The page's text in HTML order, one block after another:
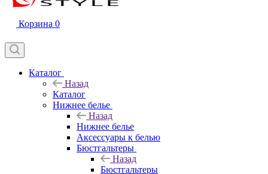
Корзина 0
Каталог
Назад
Каталог
Нижнее белье
Назад
Нижнее белье
Аксессуары к белью
Бюстгальтеры
Назад
Бюстгальтеры